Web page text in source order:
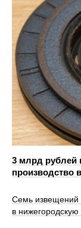
3 млрд рублей
производство
Семь извещений
в